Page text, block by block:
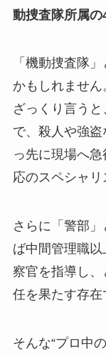
動捜査隊所属
「機動捜査隊
かもしれません
ざっくり言う
で、殺人や強
っ先に現場へ
応のスペシャリ
さらに「警部
ば中間管理職
察官を指導し
任を果たす存在
そんな“プロ中